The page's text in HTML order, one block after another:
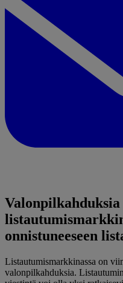
Valonpilkahduksia
onnistuneeseen
Listautumismarkkinassa on
valonpilkahduksia.